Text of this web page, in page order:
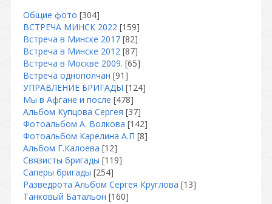
Общие фото [304]
ВСТРЕЧА МИНСК 2022 [159]
Встреча в Минске 2017 [82]
Встреча в Минске 2012 [87]
Встреча в Москве 2009. [65]
Встреча однополчан [91]
УПРАВЛЕНИЕ БРИГАДЫ [124]
Мы в Афгане и после [478]
Альбом Купцова Сергея [37]
Фотоальбом А. Волкова [142]
Фотоальбом Карелина А.П [8]
Альбом Г.Калоева [12]
Связисты бригады [119]
Саперы бригады [254]
Разведрота Альбом Сергея Круглова [13]
Танковый Батальон [160]